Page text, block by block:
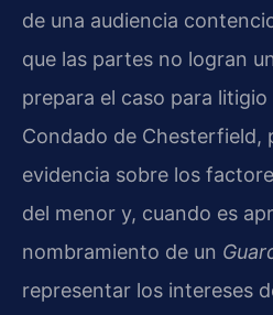
de una audiencia
que las partes no logran
prepara el caso para
Condado de Chesterfield,
evidencia sobre los
del menor y, cuando es
nombramiento de un
representar los intereses